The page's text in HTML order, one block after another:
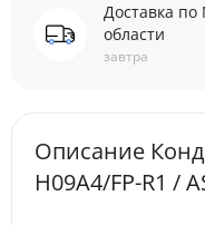
Доставка по
области
завтра
Описание
H09A4/FP-R1 /